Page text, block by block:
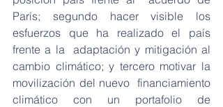
París; segundo hacer visible los
esfuerzos que ha realizado el país
frente a la  adaptación y mitigación al
cambio climático; y tercero motivar la
movilización del nuevo  financiamiento
climático con un portafolio de